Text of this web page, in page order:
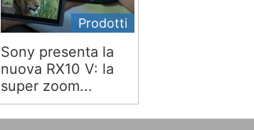
Prodotti
Sony presenta la
nuova RX10 V: la
super zoom...